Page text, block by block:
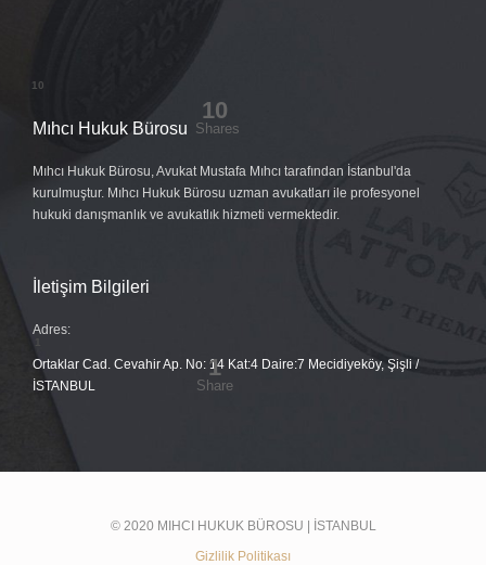
Mıhcı Hukuk Bürosu
Mıhcı Hukuk Bürosu, Avukat Mustafa Mıhcı tarafından İstanbul'da
kurulmuştur. Mıhcı Hukuk Bürosu uzman avukatları ile profesyonel
hukuki danışmanlık ve avukatlık hizmeti vermektedir.
İletişim Bilgileri
Adres:
Ortaklar Cad. Cevahir Ap. No: 14 Kat:4 Daire:7 Mecidiyeköy, Şişli /
İSTANBUL
© 2020 MIHCI HUKUK BÜROSU | İSTANBUL
Gizlilik Politikası